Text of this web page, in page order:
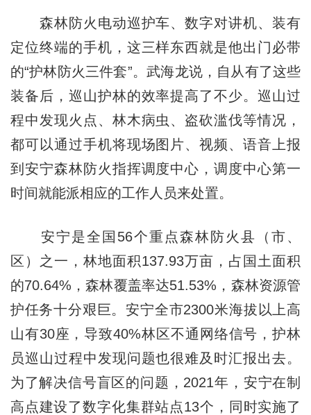
森林防火电动巡护车、数字对讲机、装有
定位终端的手机，这三样东西就是他出门必带
的“护林防火三件套”。武海龙说，自从有了这些
装备后，巡山护林的效率提高了不少。巡山过
程中发现火点、林木病虫、盗砍滥伐等情况，
都可以通过手机将现场图片、视频、语音上报
到安宁森林防火指挥调度中心，调度中心第一
时间就能派相应的工作人员来处置。
安宁是全国56个重点森林防火县（市、
区）之一，林地面积137.93万亩，占国土面积
的70.64%，森林覆盖率达51.53%，森林资源管
护任务十分艰巨。安宁全市2300米海拔以上高
山有30座，导致40%林区不通网络信号，护林
员巡山过程中发现问题也很难及时汇报出去。
为了解决信号盲区的问题，2021年，安宁在制
高点建设了数字化集群站点13个，同时实施了